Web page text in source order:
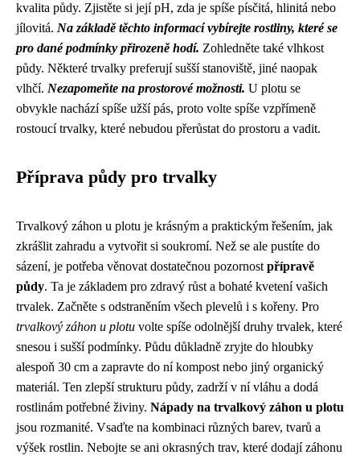
kvalita půdy. Zjistěte si její pH, zda je spíše písčitá, hlinitá nebo
jílovitá. Na základě těchto informací vybírejte rostliny, které se
pro dané podmínky přirozeně hodí. Zohledněte také vlhkost
půdy. Některé trvalky preferují sušší stanoviště, jiné naopak
vlhčí. Nezapomeňte na prostorové možnosti. U plotu se
obvykle nachází spíše užší pás, proto volte spíše vzpřímeně
rostoucí trvalky, které nebudou přerůstat do prostoru a vadit.
Příprava půdy pro trvalky
Trvalkový záhon u plotu je krásným a praktickým řešením, jak
zkrášlit zahradu a vytvořit si soukromí. Než se ale pustíte do
sázení, je potřeba věnovat dostatečnou pozornost přípravě
půdy. Ta je základem pro zdravý růst a bohaté kvetení vašich
trvalek. Začněte s odstraněním všech plevelů i s kořeny. Pro
trvalkový záhon u plotu volte spíše odolnější druhy trvalek, které
snesou i sušší podmínky. Půdu důkladně zryjte do hloubky
alespoň 30 cm a zapravte do ní kompost nebo jiný organický
materiál. Ten zlepší strukturu půdy, zadrží v ní vláhu a dodá
rostlinám potřebné živiny. Nápady na trvalkový záhon u plotu
jsou rozmanité. Vsaďte na kombinaci různých barev, tvarů a
výšek rostlin. Nebojte se ani okrasných trav, které dodají záhonu